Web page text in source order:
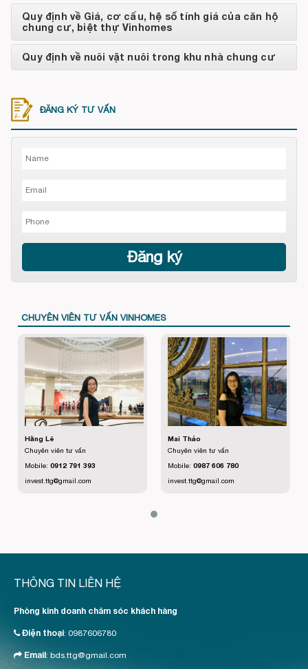
Quy định về Giá, cơ cấu, hệ số tính giá của căn hộ
chung cư, biệt thự Vinhomes
Quy định về nuôi vật nuôi trong khu nhà chung cư
ĐĂNG KÝ TƯ VẤN
CHUYÊN VIÊN TƯ VẤN VINHOMES
Hằng Lê
Chuyên viên tư vấn
Mobile:0912 791 393
invest.ttg@gmail.com
Mai Thảo
Chuyên viên tư vấn
Mobile:0987 606 780
invest.ttg@gmail.com
THÔNG TIN LIÊN HỆ
Phòng kinh doanh chăm sóc khách hàng
Điện thoại:0987606780
Email:bds.ttg@gmail.com